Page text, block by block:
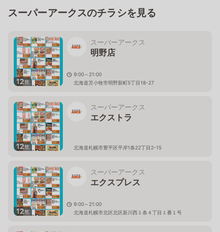
スーパーアークスのチラシを見る
12枚
スーパーアークス
明野店
9:00～21:00
北海道苫小牧市明野新町5丁目18-27
12枚
スーパーアークス
エクストラ
北海道札幌市豊平区平岸1条22丁目2-15
12枚
スーパーアークス
エクスプレス
9:00～21:00
北海道札幌市北区北区新川西１条４丁目１番１号